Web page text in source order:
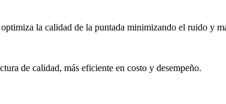
la calidad de la puntada minimizando el ruido y
de calidad, más eficiente en costo y desempeño.